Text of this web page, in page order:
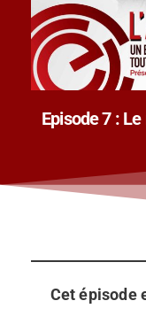
Episode 7 :
Cet épisode